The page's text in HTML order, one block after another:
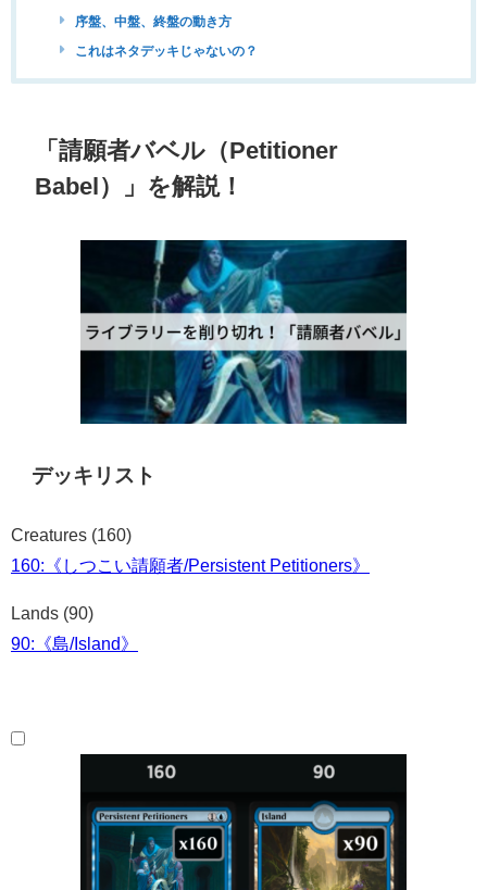
序盤、中盤、終盤の動き方
これはネタデッキじゃないの？
「請願者バベル（Petitioner
Babel）」を解説！
デッキリスト
Creatures (160)
160:《しつこい請願者/Persistent Petitioners》
Lands (90)
90:《島/Island》